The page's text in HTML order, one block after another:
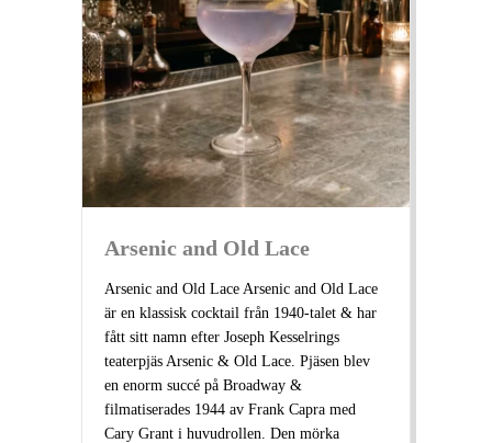
Arsenic and Old Lace
Arsenic and Old Lace Arsenic and Old Lace
är en klassisk cocktail från 1940-talet & har
fått sitt namn efter Joseph Kesselrings
teaterpjäs Arsenic & Old Lace. Pjäsen blev
en enorm succé på Broadway &
filmatiserades 1944 av Frank Capra med
Cary Grant i huvudrollen. Den mörka